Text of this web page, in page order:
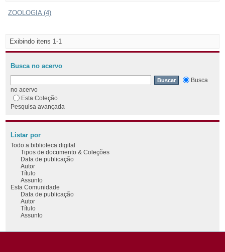
ZOOLOGIA (4)
Exibindo itens 1-1
Busca no acervo
Busca
no acervo
Esta Coleção
Pesquisa avançada
Listar por
Todo a biblioteca digital
Tipos de documento & Coleções
Data de publicação
Autor
Título
Assunto
Esta Comunidade
Data de publicação
Autor
Título
Assunto